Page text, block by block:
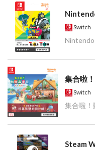
Switch
集合啦
Switch
集合啦！
Steam